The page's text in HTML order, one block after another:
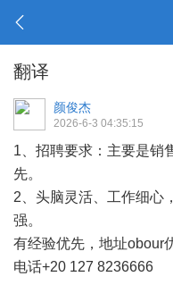
翻译
颜俊杰
2026-6-3 04:35:15
1、招聘要求：主要是销
先。
2、头脑灵活、工作细心
强。
有经验优先，地址obour
电话+20 127 8236666